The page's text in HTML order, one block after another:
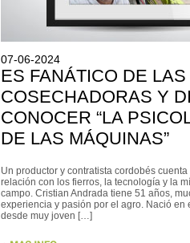
07-06-2024
ES FANÁTICO DE LAS
COSECHADORAS Y
CONOCER “LA
DE LAS MÁQUINAS”
Un productor y contratista cordobés
relación con los fierros, la tecnología y la
campo. Cristian Andrada tiene 51 años,
experiencia y pasión por el agro. Nació en
desde muy joven […]